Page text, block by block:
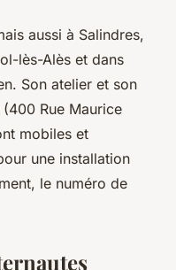
aussi à Salindres,
lès-Alès et dans
Son atelier et son
Rue Maurice
mobiles et
une installation
le numéro de